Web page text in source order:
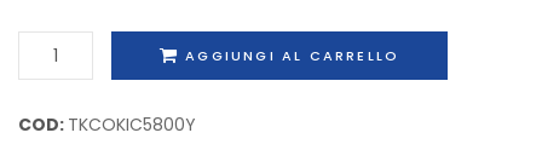
capacità
Toner
kit
Rigenerata
AGGIUNGI AL CARRELLO
COD: TKCOKIC5800Y